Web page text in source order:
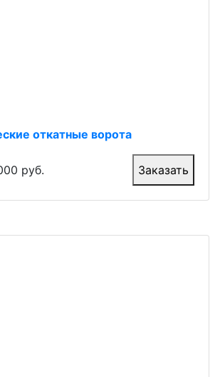
откатные ворота
руб. Заказать